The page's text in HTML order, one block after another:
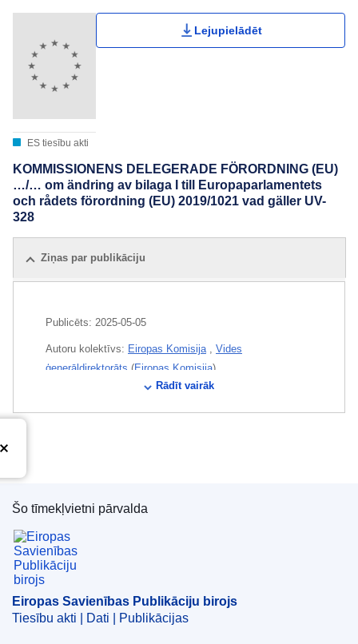
ES tiesību akti
Lejupielādēt
KOMMISSIONENS DELEGERADE FÖRORDNING (EU)
…/… om ändring av bilaga I till Europaparlamentets
och rådets förordning (EU) 2019/1021 vad gäller UV-
328
Ziņas par publikāciju
Publicēts: 2025-05-05
Autoru kolektīvs: Eiropas Komisija
Vides
ģenerāldirektorāts (Eiropas Komisija)
Rādīt vairāk
Eiropas Savienības Publikāciju birojs
Šo tīmekļvietni pārvalda
Eiropas Savienības Publikāciju birojs
Tiesību akti | Dati | Publikācijas